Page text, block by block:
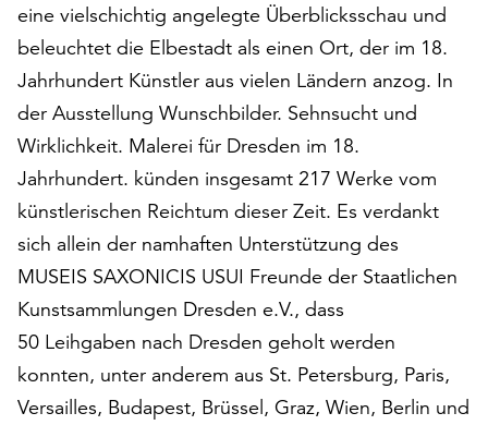
Seite
die
Schaltfläche
„Cookie-
Einstellungen“
zur
Verfügung.
Funktionale
werden
auch
ohne
Einverständnis
weiterhin
ausgeführt.
eine vielschichtig angelegte Überblicksschau und
beleuchtet die Elbestadt als einen Ort, der im 18.
Jahrhundert Künstler aus vielen Ländern anzog. In
der Ausstellung Wunschbilder. Sehnsucht und
Wirklichkeit. Malerei für Dresden im 18.
Jahrhundert. künden insgesamt 217 Werke vom
künstlerischen Reichtum dieser Zeit. Es verdankt
sich allein der namhaften Unterstützung des
MUSEIS SAXONICIS USUI Freunde der Staatlichen
Kunstsammlungen Dresden e.V., dass
50 Leihgaben nach Dresden geholt werden
konnten, unter anderem aus St. Petersburg, Paris,
Versailles, Budapest, Brüssel, Graz, Wien, Berlin und